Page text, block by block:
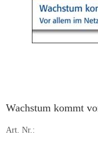
Wachstum kommt
Art. Nr.: